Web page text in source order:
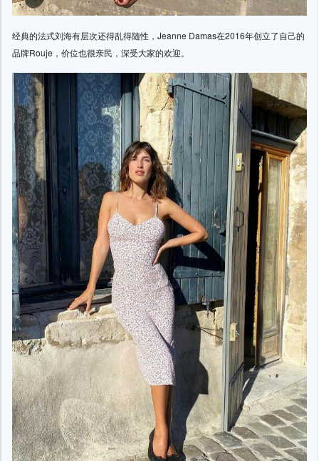
经典的法式刘海有层次还得乱得随性，Jeanne Damas在2016年创立了自己的
品牌Rouje，价位也很亲民，深受大家的欢迎。